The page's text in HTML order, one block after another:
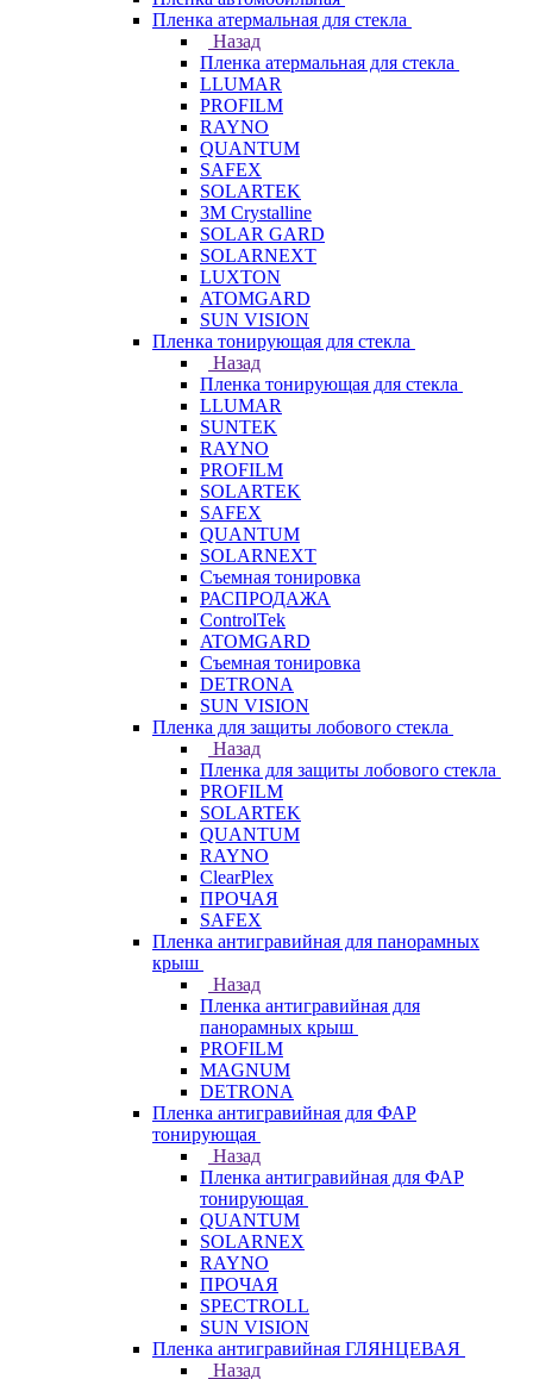
Пленка атермальная для стекла
Назад
Пленка атермальная для стекла
LLUMAR
PROFILM
RAYNO
QUANTUM
SAFEX
SOLARTEK
3M Crystalline
SOLAR GARD
SOLARNEXT
LUXTON
ATOMGARD
SUN VISION
Пленка тонирующая для стекла
Назад
Пленка тонирующая для стекла
LLUMAR
SUNTEK
RAYNO
PROFILM
SOLARTEK
SAFEX
QUANTUM
SOLARNEXT
Съемная тонировка
РАСПРОДАЖА
ControlTek
ATOMGARD
Съемная тонировка
DETRONA
SUN VISION
Пленка для защиты лобового стекла
Назад
Пленка для защиты лобового стекла
PROFILM
SOLARTEK
QUANTUM
RAYNO
ClearPlex
ПРОЧАЯ
SAFEX
Пленка антигравийная для панорамных
крыш
Назад
Пленка антигравийная для
панорамных крыш
PROFILM
MAGNUM
DETRONA
Пленка антигравийная для ФАР
тонирующая
Назад
Пленка антигравийная для ФАР
тонирующая
QUANTUM
SOLARNEX
RAYNO
ПРОЧАЯ
SPECTROLL
SUN VISION
Пленка антигравийная ГЛЯНЦЕВАЯ
Назад